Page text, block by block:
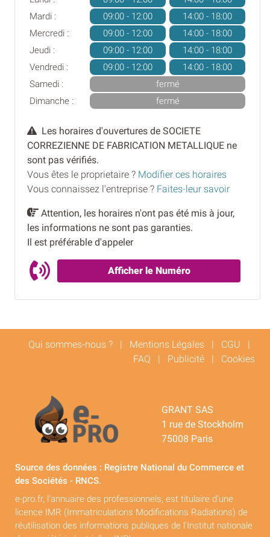
Mardi :
09:00 - 12:00
14:00 - 18:00
Mercredi :
09:00 - 12:00
14:00 - 18:00
Jeudi :
09:00 - 12:00
14:00 - 18:00
Vendredi :
09:00 - 12:00
14:00 - 18:00
Samedi :
fermé
Dimanche :
fermé
Les horaires d'ouvertures de SOCIETE
CORREZIENNE DE FABRICATION METALLIQUE ne
sont pas vérifiés.
Vous êtes le proprietaire ? Modifier ces horaires
Vous connaissez l'entreprise ? Faites-leur savoir
Attention, les horaires n'ont pas été mis à jour,
les informations ne sont pas garanties.
Il est préférable d'appeler
Afficher le Numéro
Qui sommes-nous ? | Mentions Légales | CGU |
FAQ | Publicité | Cookies
GRANT SAS
1 rue de Stockholm
75008 Paris
Source des données : Registre National du Commerce et
des Sociétés - RNCS.
e-pro.fr, l'annuaire des professionnels, est titulaire d'une
licence IMR (Immatriculations Modifications Radiations) de
réutilisation des informations publiques de l'Institut nationale